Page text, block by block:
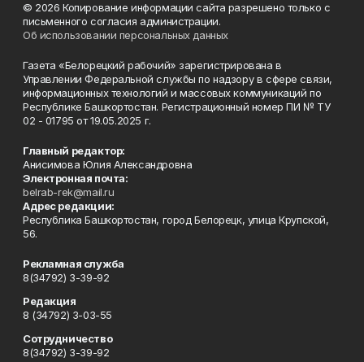
© 2026 Копирование информации сайта разрешено только с
письменного согласия администрации.
Об использовании персональных данных
Газета «Белорецкий рабочий» зарегистрирована в
Управлении Федеральной службы по надзору в сфере связи,
информационных технологий и массовых коммуникаций по
Республике Башкортостан. Регистрационный номер ПИ № ТУ
02 - 01795 от 19.05.2025 г.
Главный редактор:
Анисимова Юлия Александровна
Электронная почта:
belrab-rek@mail.ru
Адрес редакции:
Республика Башкортостан, город Белорецк, улица Крупской,
56.
Рекламная служба
8(34792) 3-39-92
Редакция
8 (34792) 3-03-55
Сотрудничество
8(34792) 3-39-92